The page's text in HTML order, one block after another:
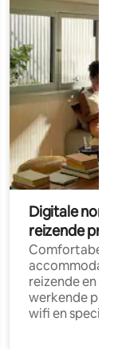
Digitale
reizende
Comfortabele
reizende en
werkende
wifi en